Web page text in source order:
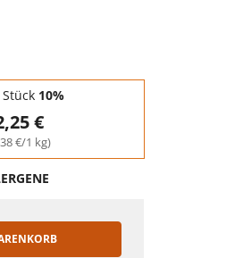
Stück 10%
€
€/1 kg)